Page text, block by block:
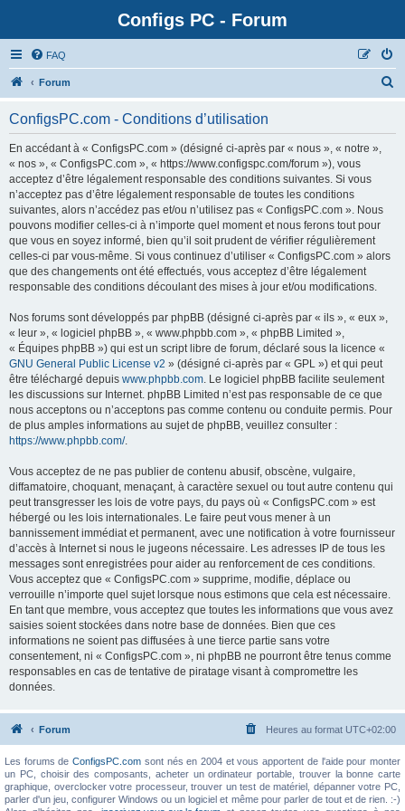
Configs PC - Forum
FAQ
Forum
ConfigsPC.com - Conditions d’utilisation
En accédant à « ConfigsPC.com » (désigné ci-après par « nous », « notre »,
« nos », « ConfigsPC.com », « https://www.configspc.com/forum »), vous
acceptez d’être légalement responsable des conditions suivantes. Si vous
n’acceptez pas d’être légalement responsable de toutes les conditions
suivantes, alors n’accédez pas et/ou n’utilisez pas « ConfigsPC.com ». Nous
pouvons modifier celles-ci à n’importe quel moment et nous ferons tout pour
que vous en soyez informé, bien qu’il soit prudent de vérifier régulièrement
celles-ci par vous-même. Si vous continuez d’utiliser « ConfigsPC.com » alors
que des changements ont été effectués, vous acceptez d’être légalement
responsable des conditions découlant des mises à jour et/ou modifications.
Nos forums sont développés par phpBB (désigné ci-après par « ils », « eux »,
« leur », « logiciel phpBB », « www.phpbb.com », « phpBB Limited »,
« Équipes phpBB ») qui est un script libre de forum, déclaré sous la licence «
GNU General Public License v2 » (désigné ci-après par « GPL ») et qui peut
être téléchargé depuis www.phpbb.com. Le logiciel phpBB facilite seulement
les discussions sur Internet. phpBB Limited n’est pas responsable de ce que
nous acceptons ou n’acceptons pas comme contenu ou conduite permis. Pour
de plus amples informations au sujet de phpBB, veuillez consulter :
https://www.phpbb.com/.
Vous acceptez de ne pas publier de contenu abusif, obscène, vulgaire,
diffamatoire, choquant, menaçant, à caractère sexuel ou tout autre contenu qui
peut transgresser les lois de votre pays, du pays où « ConfigsPC.com » est
hébergé ou les lois internationales. Le faire peut vous mener à un
bannissement immédiat et permanent, avec une notification à votre fournisseur
d’accès à Internet si nous le jugeons nécessaire. Les adresses IP de tous les
messages sont enregistrées pour aider au renforcement de ces conditions.
Vous acceptez que « ConfigsPC.com » supprime, modifie, déplace ou
verrouille n’importe quel sujet lorsque nous estimons que cela est nécessaire.
En tant que membre, vous acceptez que toutes les informations que vous avez
saisies soient stockées dans notre base de données. Bien que ces
informations ne soient pas diffusées à une tierce partie sans votre
consentement, ni « ConfigsPC.com », ni phpBB ne pourront être tenus comme
responsables en cas de tentative de piratage visant à compromettre les
données.
Forum Heures au format UTC+02:00
Les forums deConfigsPC.com sont nés en 2004 et vous apportent de l'aide pour monter
un PC, choisir des composants, acheter un ordinateur portable, trouver la bonne carte
graphique, overclocker votre processeur, trouver un test de matériel, dépanner votre PC,
parler d'un jeu, configurer Windows ou un logiciel et même pour parler de tout et de rien. :-)